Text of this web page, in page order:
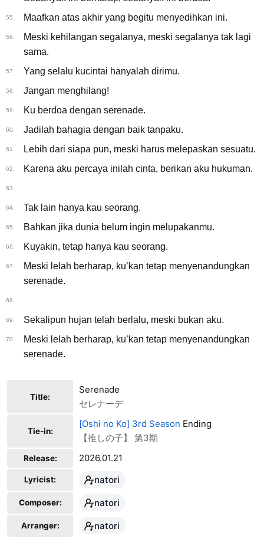
55. Maafkan atas akhir yang begitu menyedihkan ini.
56.
Meski kehilangan segalanya, meski segalanya tak lagi
sama.
57. Yang selalu kucintai hanyalah dirimu.
58. Jangan menghilang!
59. Ku berdoa dengan serenade.
60. Jadilah bahagia dengan baik tanpaku.
61. Lebih dari siapa pun, meski harus melepaskan sesuatu.
62. Karena aku percaya inilah cinta, berikan aku hukuman.
63.
64. Tak lain hanya kau seorang.
65. Bahkan jika dunia belum ingin melupakanmu.
66. Kuyakin, tetap hanya kau seorang.
67.
Meski lelah berharap, ku’kan tetap menyenandungkan
serenade.
68.
69. Sekalipun hujan telah berlalu, meski bukan aku.
70.
Meski lelah berharap, ku’kan tetap menyenandungkan
serenade.
Title:
Serenade
セレナーデ
Tie-in:
[Oshi no Ko] 3rd Season Ending
【推しの子】 第3期
Release: 2026.01.21
Lyricist: natori
Composer: natori
Arranger: natori